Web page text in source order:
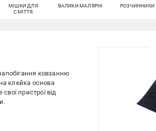
МІШКИ ДЛЯ
СМІТТЯ
ВАЛИКИ МАЛЯРНІ РОЗЧИННИКИ
ковзанню
клейка основа
пристрої від